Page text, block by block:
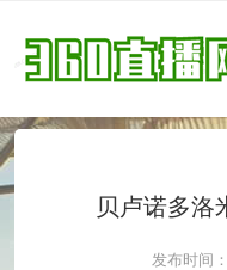
贝卢诺多洛
发布时间